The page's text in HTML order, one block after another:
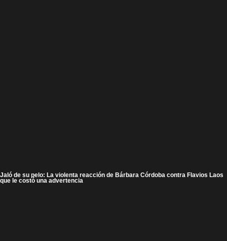
Jaló de su pelo: La violenta reacción de Bárbara Córdoba contra Flavios Laos
que le costó una advertencia